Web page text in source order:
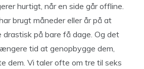
hurtigt, når en side går offline.
brugt måneder eller år på at
drastisk på bare få dage. Og det
tid at genopbygge dem,
dem. Vi taler ofte om tre til seks